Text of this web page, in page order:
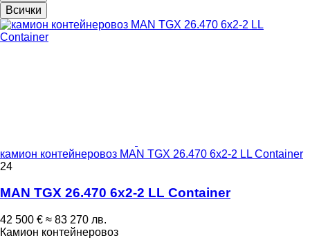
Всички
камион контейнеровоз MAN TGX 26.470 6x2-2 LL Container
24
MAN TGX 26.470 6x2-2 LL Container
42 500 € ≈ 83 270 лв.
Камион контейнеровоз